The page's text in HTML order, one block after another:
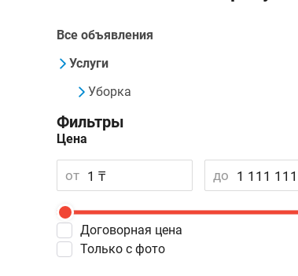
Все объявления
Услуги
Уборка
Фильтры
Цена
от до
Договорная цена
Только с фото